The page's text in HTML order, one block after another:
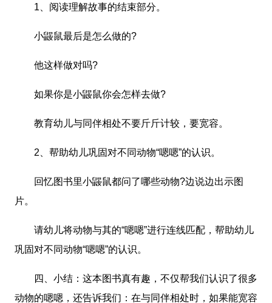
1、阅读理解故事的结束部分。
小鼹鼠最后是怎么做的?
他这样做对吗?
如果你是小鼹鼠你会怎样去做?
教育幼儿与同伴相处不要斤斤计较，要宽容。
2、帮助幼儿巩固对不同动物“嗯嗯”的认识。
回忆图书里小鼹鼠都问了哪些动物?边说边出示图
片。
请幼儿将动物与其的“嗯嗯”进行连线匹配，帮助幼儿
巩固对不同动物“嗯嗯”的认识。
四、小结：这本图书真有趣，不仅帮我们认识了很多
动物的嗯嗯，还告诉我们：在与同伴相处时，如果能宽容